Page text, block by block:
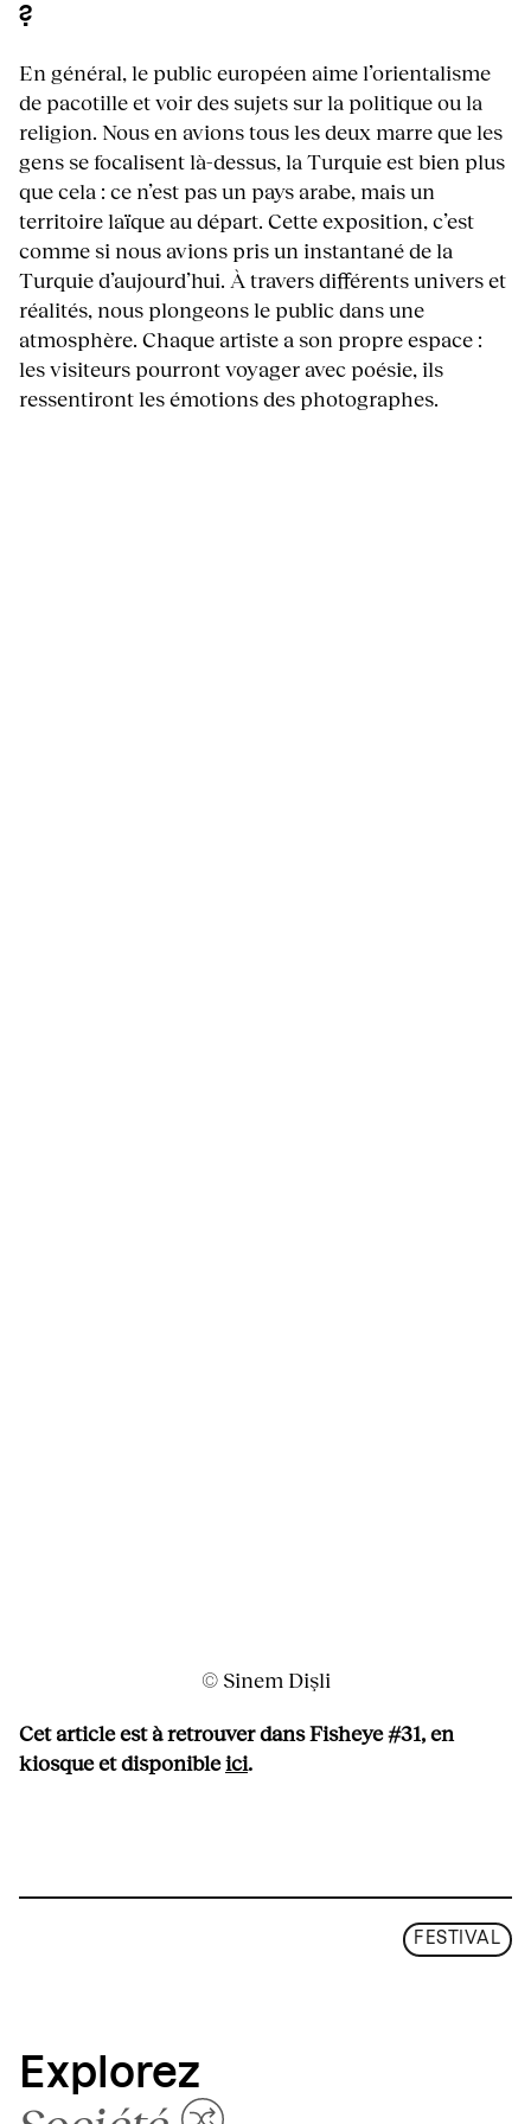
?
En général, le public européen aime l’orientalisme
de pacotille et voir des sujets sur la politique ou la
religion. Nous en avions tous les deux marre que les
gens se focalisent là-dessus, la Turquie est bien plus
que cela : ce n’est pas un pays arabe, mais un
territoire laïque au départ. Cette exposition, c’est
comme si nous avions pris un instantané de la
Turquie d’aujourd’hui. À travers différents univers et
réalités, nous plongeons le public dans une
atmosphère. Chaque artiste a son propre espace :
les visiteurs pourront voyager avec poésie, ils
ressentiront les émotions des photographes.
© Sinem Dişli
Cet article est à retrouver dans Fisheye #31, en
kiosque et disponibleici.
FESTIVAL
Explorez